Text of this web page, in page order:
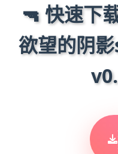
🔫 快速下
欲望的阴